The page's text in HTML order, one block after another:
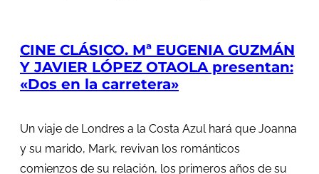
CINE CLÁSICO. Mª EUGENIA GUZMÁN
Y JAVIER LÓPEZ OTAOLA presentan:
«Dos en la carretera»
Un viaje de Londres a la Costa Azul hará que Joanna
y su marido, Mark, revivan los románticos
comienzos de su relación, los primeros años de su